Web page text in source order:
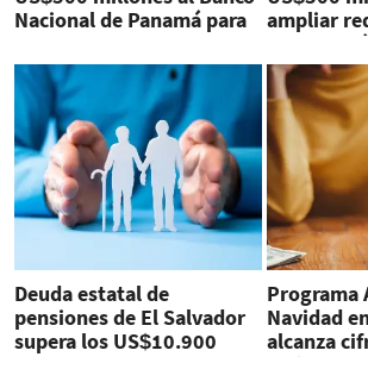
Nacional de Panamá para
ampliar
en Panamá
Deuda estatal de
pensiones de El Salvador
supera los US$10.900
Programa
Navidad
alcanza